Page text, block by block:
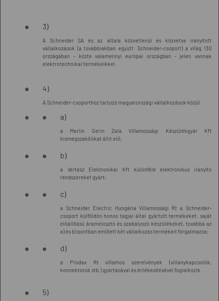
3)
A Schneider SA és az általa közvetlenül és közvetve irányított
vállalkozások (a továbbiakban együtt: Schneider-csoport) a világ 130
országában - közte valamennyi európai országban - jelen vannak
elektrotechnikai termékeikkel.
4)
A Schneider-csoporthoz tartozó magyarországi vállalkozások közül
a)
a Merlin Gerin Zala Villamossági Készülékgyár Kft
kismegszakítókat állit elő;
b)
a Vertesz Elektronikai Kft különféle elektronikus irányító
rendszereket gyárt;
c)
a Schneider Electric Hungária Villamossági Rt a Schneider-
csoport külföldön honos tagjai által gyártott termékeket, saját
előállítású áramelosztó és szabályozó készülékeket, továbbá az
a) és b) pontban említett két vállalkozás termékeit forgalmazza;
d)
a Prodax Rt villamos szerelvények (villanykapcsolók,
konnektorok stb.) gyártásával és értékesítésével foglalkozik.
5)